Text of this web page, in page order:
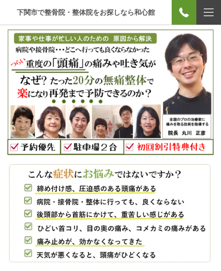
下関市で整骨院・整体院をお探しなら和心館